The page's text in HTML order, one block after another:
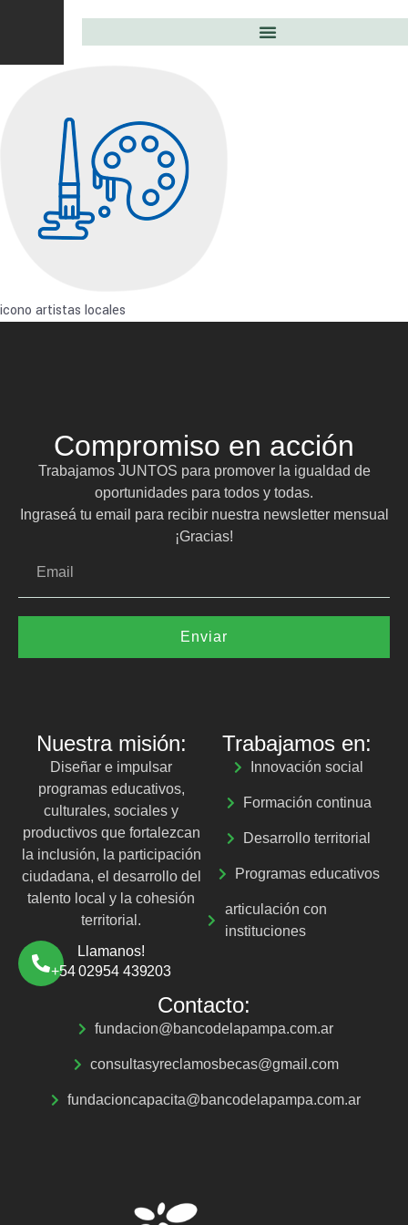
icono artistas locales
Compromiso en acción
Trabajamos JUNTOS para promover la igualdad de
oportunidades para todos y todas.
Ingraseá tu email para recibir nuestra newsletter mensual
¡Gracias!
Enviar
Nuestra misión:
Diseñar e impulsar
programas educativos,
culturales, sociales y
productivos que fortalezcan
la inclusión, la participación
ciudadana, el desarrollo del
talento local y la cohesión
territorial.
Llamanos!
+54 02954 439203
Trabajamos en:
Innovación social
Formación continua
Desarrollo territorial
Programas educativos
articulación con
instituciones
Contacto:
fundacion@bancodelapampa.com.ar
consultasyreclamosbecas@gmail.com
fundacioncapacita@bancodelapampa.com.ar